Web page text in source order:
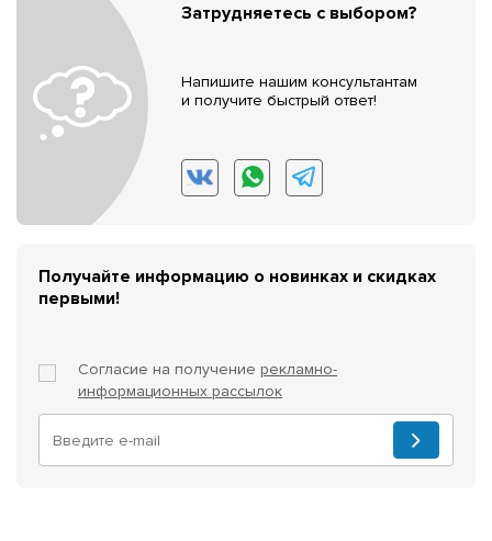
Затрудняетесь с выбором?
Напишите нашим консультантам
и получите быстрый ответ!
Получайте информацию о новинках и скидках
первыми!
Согласие на получение рекламно-
информационных рассылок